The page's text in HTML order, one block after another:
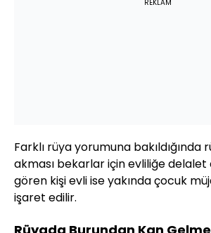
REKLAM
Farklı rüya yorumuna bakıldığında
akması bekarlar için evliliğe delalet
gören kişi evli ise yakında çocuk
işaret edilir.